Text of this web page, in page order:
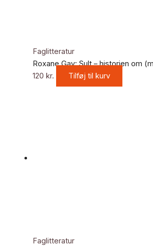
Faglitteratur
Roxane Gay: Sult – historien om
120 kr. Tilføj til kurv
Faglitteratur